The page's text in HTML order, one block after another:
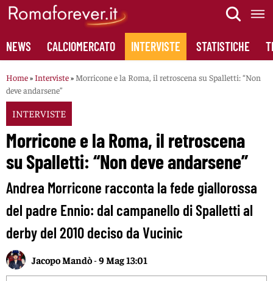
Skip
content
NEWS CALCIOMERCATO INTERVISTE STATISTICHE
Home»Interviste» Morricone e la Roma, il retroscena su Spalletti: “Non
deve andarsene”
INTERVISTE
Morricone e la Roma, il retroscena
su Spalletti: “Non deve andarsene”
Andrea Morricone racconta la fede giallorossa
del padre Ennio: dal campanello di Spalletti al
derby del 2010 deciso da Vucinic
Jacopo Mandò-9 Mag 13:01